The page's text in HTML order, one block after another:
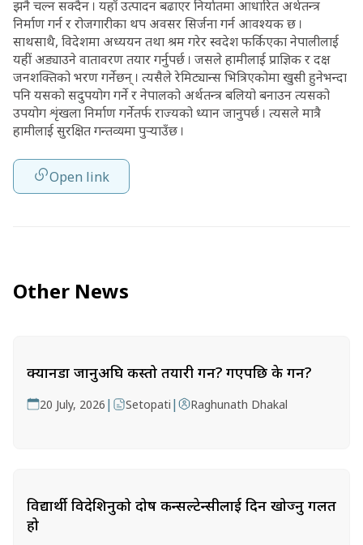
झनै चल्न सक्दैन । यहाँ उत्पादन बढाएर निर्यातमा आधारित अर्थतन्त्र
निर्माण गर्न र रोजगारीका थप अवसर सिर्जना गर्न आवश्यक छ ।
साथसाथै, विदेशमा अध्ययन तथा श्रम गरेर स्वदेश फर्किएका नेपालीलाई
यहीं अड्याउने वातावरण तयार गर्नुपर्छ । जसले हामीलाई प्राज्ञिक र दक्ष
जनशक्तिको भरण गर्नेछन् । त्यसैले रेमिट्यान्स भित्रिएकोमा खुसी हुनेभन्दा
पनि यसको सदुपयोग गर्ने र नेपालको अर्थतन्त्र बलियो बनाउन त्यसको
उपयोग शृंखला निर्माण गर्नेतर्फ राज्यको ध्यान जानुपर्छ । त्यसले मात्रै
हामीलाई सुरक्षित गन्तव्यमा पुर्‍याउँछ ।
Open link
Other News
क्यानडा जानुअघि कस्तो तयारी गर्ने? गएपछि के गर्ने?
20 July, 2026 | Setopati | Raghunath Dhakal
विद्यार्थी विदेशिनुको दोष कन्सल्टेन्सीलाई दिन खोज्नु गलत
हो